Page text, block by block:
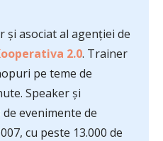
și asociat al agenției de
2.0. Trainer
pe teme de
Speaker și
evenimente de
cu peste 13.000 de